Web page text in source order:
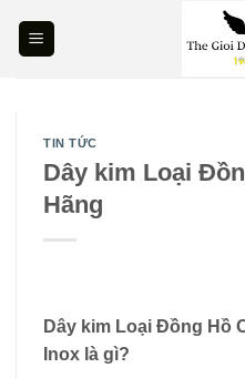
TIN TỨC
Dây kim Loại
Hãng
Dây kim Loại Đồng Hồ
Inox là gì?